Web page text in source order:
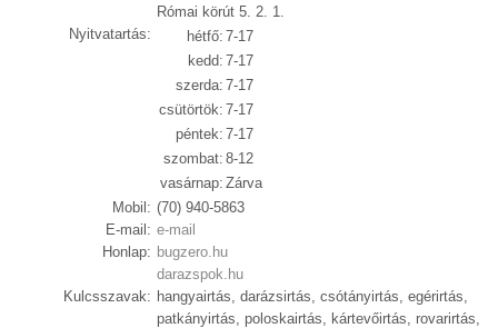
Római körút 5. 2. 1.
Nyitvatartás:
hétfő: 7-17
kedd: 7-17
szerda: 7-17
csütörtök: 7-17
péntek: 7-17
szombat: 8-12
vasárnap: Zárva
Mobil: (70) 940-5863
E-mail: e-mail
Honlap: bugzero.hu
darazspok.hu
Kulcsszavak: hangyairtás, darázsirtás, csótányirtás, egérirtás,
patkányirtás, poloskairtás, kártevőirtás, rovarirtás,